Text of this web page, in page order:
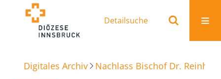
Detailsuche
Digitales Archiv Nachlass Bischof Dr.